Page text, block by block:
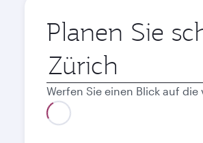
Planen Sie
Abflugort
Werfen Sie einen Blick auf